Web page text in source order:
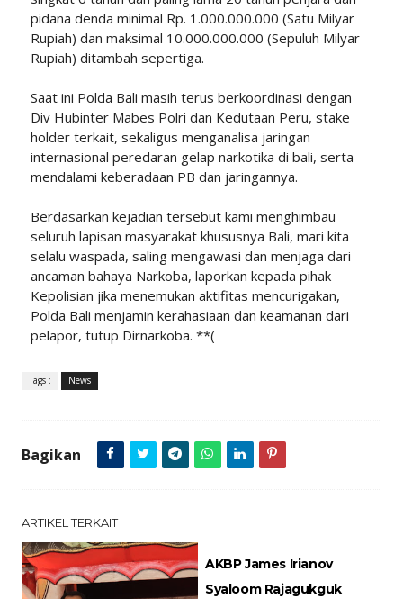
pidana denda minimal Rp. 1.000.000.000 (Satu Milyar
Rupiah) dan maksimal 10.000.000.000 (Sepuluh Milyar
Rupiah) ditambah sepertiga.
Saat ini Polda Bali masih terus berkoordinasi dengan
Div Hubinter Mabes Polri dan Kedutaan Peru, stake
holder terkait, sekaligus menganalisa jaringan
internasional peredaran gelap narkotika di bali, serta
mendalami keberadaan PB dan jaringannya.
Berdasarkan kejadian tersebut kami menghimbau
seluruh lapisan masyarakat khususnya Bali, mari kita
selalu waspada, saling mengawasi dan menjaga dari
ancaman bahaya Narkoba, laporkan kepada pihak
Kepolisian jika menemukan aktifitas mencurigakan,
Polda Bali menjamin kerahasiaan dan keamanan dari
pelapor, tutup Dirnarkoba. **(
Tags : News
Bagikan
ARTIKEL TERKAIT
AKBP James Irianov
Syaloom Rajagukguk